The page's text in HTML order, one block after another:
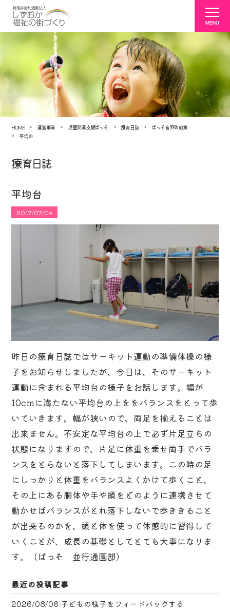
HOME 運営事業 児童発達支援ぱっそ 療育日誌
ぱっそ音羽町教室
平均台
療育日誌
平均台
2017/07/04
昨日の療育日誌ではサーキット運動の準備体操の様
子をお知らせしましたが、今日は、そのサーキット
運動に含まれる平均台の様子をお話します。幅が
10cmに満たない平均台の上ををバランスをとって歩
いていきます。幅が狭いので、両足を揃えることは
出来ません。不安定な平均台の上で必ず片足立ちの
状態になりますので、片足に体重を乗せ両手でバラ
ンスをとらないと落下してしまいます。この時の足
にしっかりと体重をバランスよくかけて歩くこと、
その上にある胴体や手や頭をどのように連携させて
動かせばバランスがとれ落下しないで歩ききること
が出来るのかを、頭と体を使って体感的に習得して
いくことが、成長の基礎としてとても大事になりま
す。（ぱっそ 並行通園部）
最近の投稿記事
2026/08/06 子どもの様子をフィードバックする